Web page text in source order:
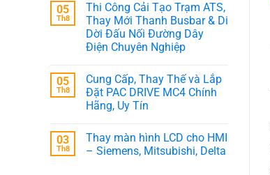
05
Th8
Thi Công Cải Tạo Trạm ATS,
Thay Mới Thanh Busbar & Di
Dời Đấu Nối Đường Dây
Điện Chuyên Nghiệp
bình
luận
ở
Thi
Tạo
Trạm
ATS,
05
Th8
Cung Cấp, Thay Thế và Lắp
Đặt PAC DRIVE MC4 Chính
Hãng, Uy Tín
bình
luận
03
Th8
Thay màn hình LCD cho HMI
– Siemens, Mitsubishi, Delta